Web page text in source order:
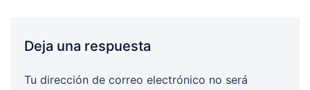
Deja una respuesta
Tu dirección de correo electrónico no será